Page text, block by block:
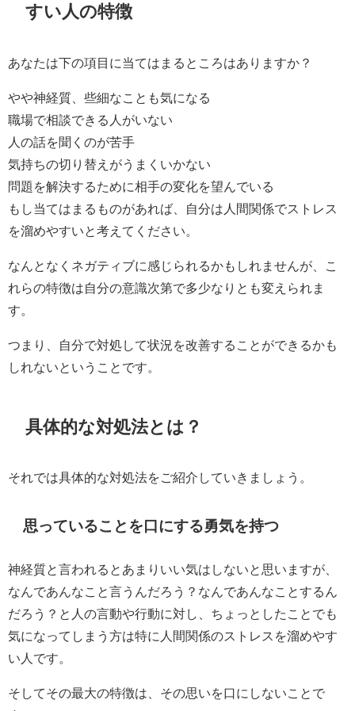
すい人の特徴
あなたは下の項目に当てはまるところはありますか？
やや神経質、些細なことも気になる
職場で相談できる人がいない
人の話を聞くのが苦手
気持ちの切り替えがうまくいかない
問題を解決するために相手の変化を望んでいる
もし当てはまるものがあれば、自分は人間関係でストレス
を溜めやすいと考えてください。
なんとなくネガティブに感じられるかもしれませんが、こ
れらの特徴は自分の意識次第で多少なりとも変えられま
す。
つまり、自分で対処して状況を改善することができるかも
しれないということです。
具体的な対処法とは？
それでは具体的な対処法をご紹介していきましょう。
思っていることを口にする勇気を持つ
神経質と言われるとあまりいい気はしないと思いますが、
なんであんなこと言うんだろう？なんであんなことするん
だろう？と人の言動や行動に対し、ちょっとしたことでも
気になってしまう方は特に人間関係のストレスを溜めやす
い人です。
そしてその最大の特徴は、その思いを口にしないことで